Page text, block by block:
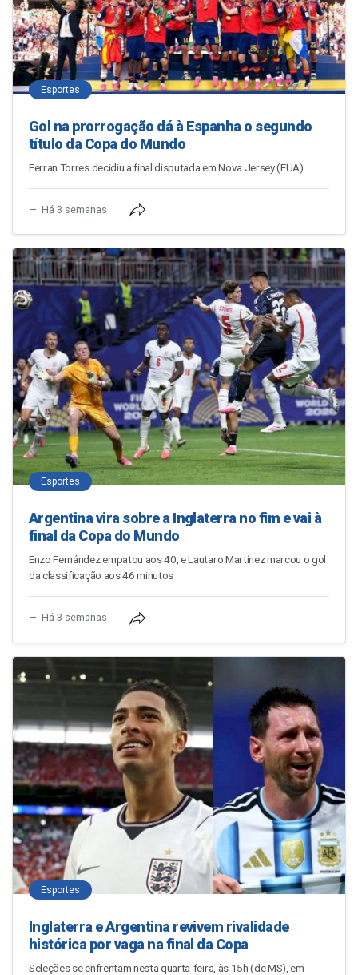
Esportes
Gol na prorrogação dá à Espanha o segundo
título da Copa do Mundo
Ferran Torres decidiu a final disputada em Nova Jersey (EUA)
Há 3 semanas
Esportes
Argentina vira sobre a Inglaterra no fim e vai à
final da Copa do Mundo
Enzo Fernández empatou aos 40, e Lautaro Martínez marcou o gol
da classificação aos 46 minutos
Há 3 semanas
Esportes
Inglaterra e Argentina revivem rivalidade
histórica por vaga na final da Copa
Seleções se enfrentam nesta quarta-feira, às 15h (de MS), em